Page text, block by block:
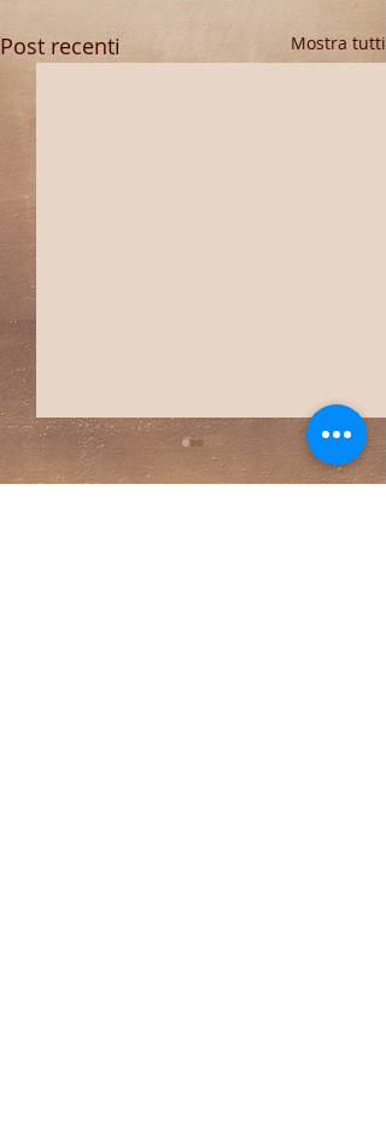
Post recenti Mostra tutti